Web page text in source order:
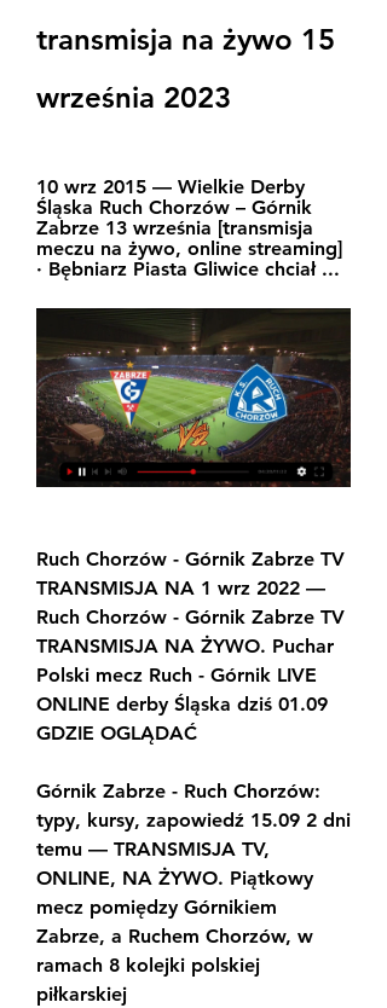
transmisja na żywo 15
września 2023
10 wrz 2015 — Wielkie Derby
Śląska Ruch Chorzów – Górnik
Zabrze 13 września [transmisja
meczu na żywo, online streaming]
· Bębniarz Piasta Gliwice chciał ...
Ruch Chorzów - Górnik Zabrze TV
TRANSMISJA NA 1 wrz 2022 —
Ruch Chorzów - Górnik Zabrze TV
TRANSMISJA NA ŻYWO. Puchar
Polski mecz Ruch - Górnik LIVE
ONLINE derby Śląska dziś 01.09
GDZIE OGLĄDAĆ
Górnik Zabrze - Ruch Chorzów:
typy, kursy, zapowiedź 15.09 2 dni
temu — TRANSMISJA TV,
ONLINE, NA ŻYWO. Piątkowy
mecz pomiędzy Górnikiem
Zabrze, a Ruchem Chorzów, w
ramach 8 kolejki polskiej
piłkarskiej